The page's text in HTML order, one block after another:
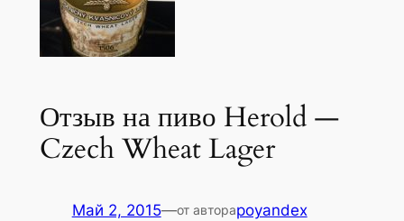
Отзыв на пиво Herold —
Czech Wheat Lager
Май 2, 2015—от автораpoyandex